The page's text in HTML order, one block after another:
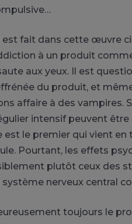
est fait dans cette œuvre
à un produit
aux yeux. Il est
du produit, et
affaire à des vampires.
intensif peuvent
est le premier qui vient
Pourtant, les effets
plutôt ceux des
système nerveux central
toujours le